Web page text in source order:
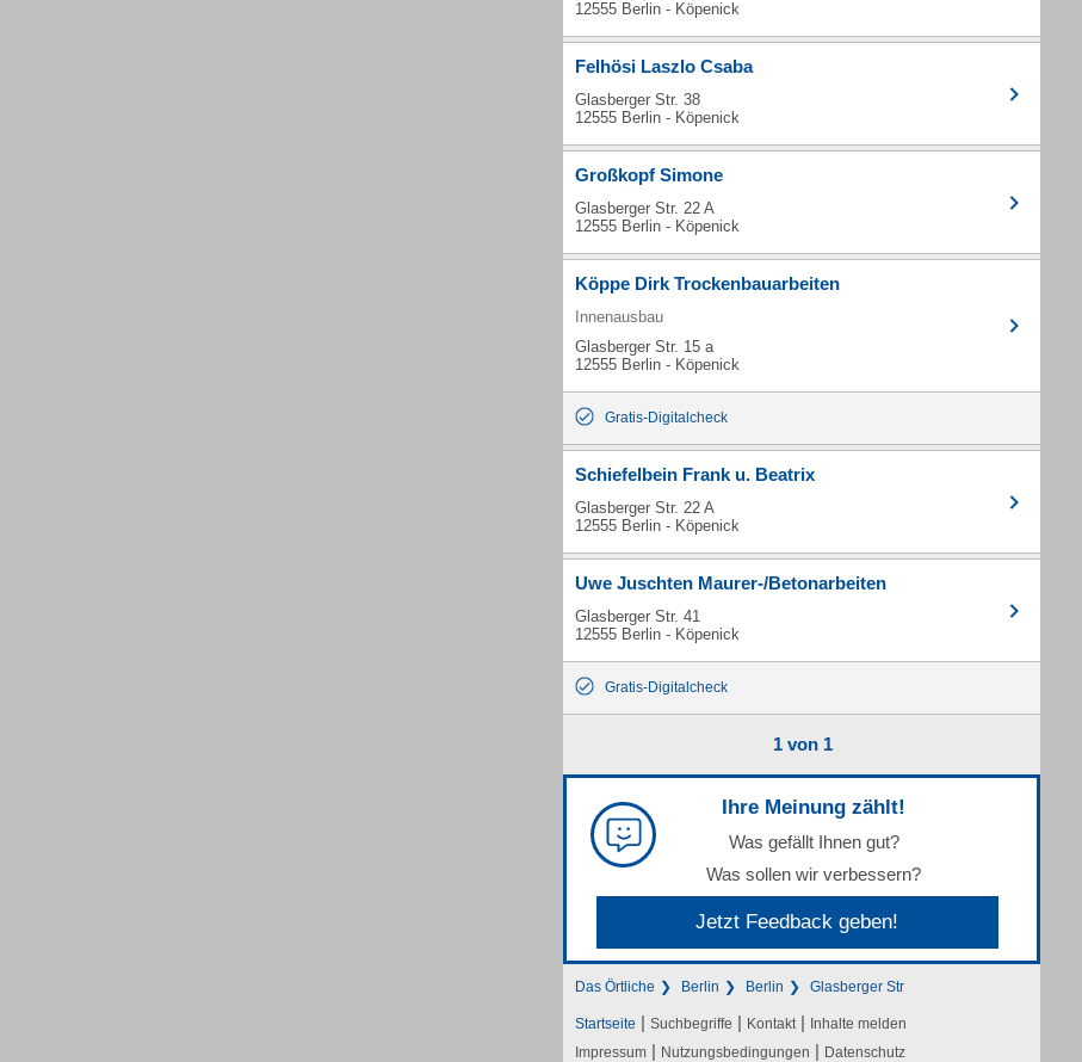
12555 Berlin - Köpenick
Felhösi Laszlo Csaba
Glasberger Str. 38
12555 Berlin - Köpenick
Großkopf Simone
Glasberger Str. 22 A
12555 Berlin - Köpenick
Köppe Dirk Trockenbauarbeiten
Innenausbau
Glasberger Str. 15 a
12555 Berlin - Köpenick
Gratis-Digitalcheck
Schiefelbein Frank u. Beatrix
Glasberger Str. 22 A
12555 Berlin - Köpenick
Uwe Juschten Maurer-/Betonarbeiten
Glasberger Str. 41
12555 Berlin - Köpenick
Gratis-Digitalcheck
1 von 1
Ihre Meinung zählt!
Was gefällt Ihnen gut?
Was sollen wir verbessern?
Jetzt Feedback geben!
Das Örtliche Berlin Berlin Glasberger Str
Startseite | Suchbegriffe | Kontakt | Inhalte melden
Impressum | Nutzungsbedingungen | Datenschutz